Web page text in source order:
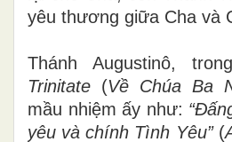
yêu thương giữa Cha và
Thánh Augustinô,
Trinitate (Về Chúa Ba
mầu nhiệm ấy như:
yêu và chính Tình Yêu”(